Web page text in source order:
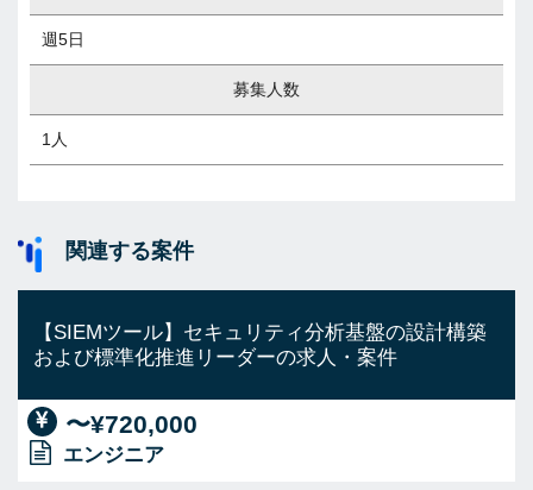
週5日
募集人数
1人
関連する案件
【SIEMツール】セキュリティ分析基盤の設計構築
および標準化推進リーダーの求人・案件
〜¥720,000
エンジニア